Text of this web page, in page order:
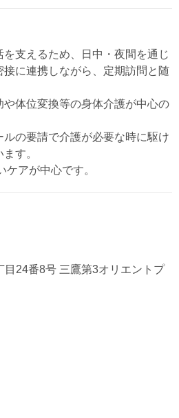
支えるため、日中・夜間を通じ
に連携しながら、定期訪問と随
体位変換等の身体介護が中心の
の要請で介護が必要な時に駆け
す。
アが中心です。
目24番8号 三鷹第3オリエントプ